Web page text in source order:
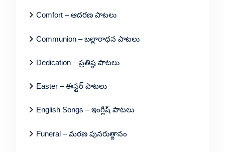
Comfort – ఆదరణ పాటలు
Communion – బల్లారాధన పాటలు
Dedication – ప్రతిష్ఠ పాటలు
Easter – ఈస్టర్ పాటలు
English Songs – ఇంగ్లీష్ పాటలు
Funeral – మరణ పునరుత్దానం